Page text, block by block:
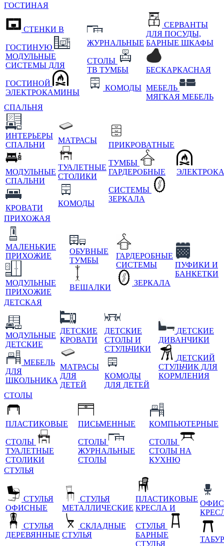
ГОСТИНАЯ
СТЕНКИ В
ГОСТИНУЮ
МОДУЛЬНЫЕ
СИСТЕМЫ ДЛЯ
ГОСТИНОЙ
ЭЛЕКТРОКАМИНЫ
ЖУРНАЛЬНЫЕ
СТОЛЫ
ТВ ТУМБЫ
КОМОДЫ
СЕРВАНТЫ
ДЛЯ ПОСУДЫ,
БАРНЫЕ ШКАФЫ
БЕСКАРКАСНАЯ
МЕБЕЛЬ
МЯГКАЯ МЕБЕЛЬ
СПАЛЬНЯ
ИНТЕРЬЕРЫ
СПАЛЬНИ
МОДУЛЬНЫЕ
СПАЛЬНИ
КРОВАТИ
МАТРАСЫ
ТУАЛЕТНЫЕ
СТОЛИКИ
КОМОДЫ
ПРИКРОВАТНЫЕ
ТУМБЫ
ГАРДЕРОБНЫЕ
СИСТЕМЫ
ЗЕРКАЛА
ПРИХОЖАЯ
МАЛЕНЬКИЕ
ПРИХОЖИЕ
МОДУЛЬНЫЕ
ПРИХОЖИЕ
ОБУВНЫЕ
ТУМБЫ
ВЕШАЛКИ
ГАРДЕРОБНЫЕ
СИСТЕМЫ
ЗЕРКАЛА
ПУФИКИ И
БАНКЕТКИ
ДЕТСКАЯ
МОДУЛЬНЫЕ
ДЕТСКИЕ
МЕБЕЛЬ
ДЛЯ
ШКОЛЬНИКА
ДЕТСКИЕ
КРОВАТИ
МАТРАСЫ
ДЛЯ
ДЕТЕЙ
ДЕТСКИЕ
СТОЛЫ И
СТУЛЬЧИКИ
КОМОДЫ
ДЛЯ ДЕТЕЙ
ДЕТСКИЕ
ДИВАНЧИКИ
ДЕТСКИЙ
СТУЛЬЧИК ДЛЯ
КОРМЛЕНИЯ
СТОЛЫ
ПЛАСТИКОВЫЕ
СТОЛЫ
ТУАЛЕТНЫЕ
СТОЛИКИ
ПИСЬМЕННЫЕ
СТОЛЫ
ЖУРНАЛЬНЫЕ
СТОЛЫ
КОМПЬЮТЕРНЫЕ
СТОЛЫ
СТОЛЫ НА
КУХНЮ
СТУЛЬЯ
СТУЛЬЯ
ОФИСНЫЕ
СТУЛЬЯ
ДЕРЕВЯННЫЕ
СТУЛЬЯ
МЕТАЛЛИЧЕСКИЕ
СКЛАДНЫЕ
СТУЛЬЯ
ПЛАСТИКОВЫЕ
КРЕСЛА И
СТУЛЬЯ
БАРНЫЕ
СТУЛЬЯ